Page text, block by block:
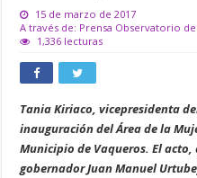
15 de marzo de 2017
A través de: Prensa Observatorio
1,336 lecturas
Tania Kiriaco, vicepresidenta
inauguración del Área de la
Municipio de Vaqueros. El
gobernador Juan Manuel